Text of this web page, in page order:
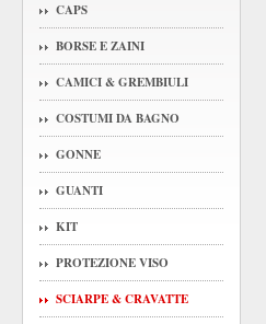
CAPS
BORSE E ZAINI
CAMICI & GREMBIULI
COSTUMI DA BAGNO
GONNE
GUANTI
KIT
PROTEZIONE VISO
SCIARPE & CRAVATTE